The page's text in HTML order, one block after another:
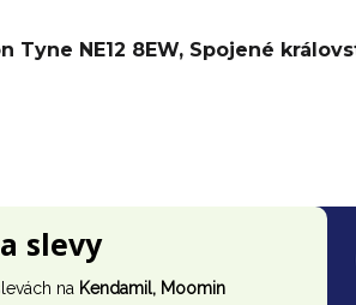
Tyne NE12 8EW, Spojené
slevy
na Kendamil, Moomin